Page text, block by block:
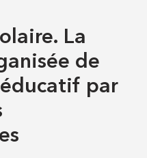
La
de
par